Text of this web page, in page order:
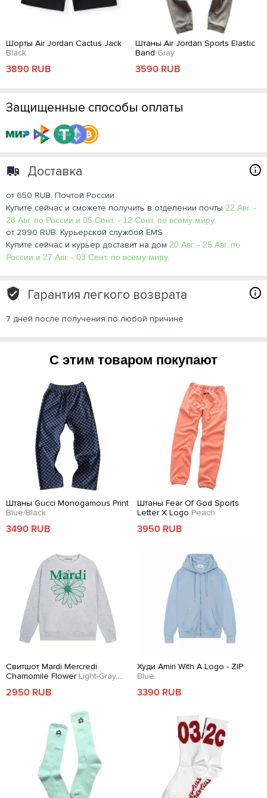
Шорты Air Jordan Cactus Jack
Black
3890 RUB
Штаны Air Jordan Sports Elastic
Band Gray
3590 RUB
Защищенные способы оплаты
Доставка
от 650 RUB. Почтой России
Купите сейчас и сможете получить в отделении почты 22 Авг. -
28 Авг. по России и 05 Сент. - 12 Сент. по всему миру.
от 2990 RUB. Курьерской службой EMS
Купите сейчас и курьер доставит на дом 20 Авг. - 25 Авг. по
России и 27 Авг. - 03 Сент. по всему миру.
Гарантия легкого возврата
7 дней после получения по любой причине
С этим товаром покупают
Штаны Gucci Monogamous Print
Blue/Black
3490 RUB
Штаны Fear Of God Sports
Letter X Logo Peach
3950 RUB
Свитшот Mardi Mercredi
Chamomile Flower Light-Gray,
2950 RUB
Худи Amiri With A Logo - ZIP
Blue
3390 RUB